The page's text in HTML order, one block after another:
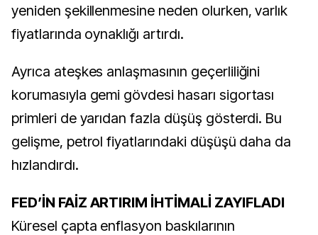
yeniden şekillenmesine neden olurken, varlık
fiyatlarında oynaklığı artırdı.
Ayrıca ateşkes anlaşmasının geçerliliğini
korumasıyla gemi gövdesi hasarı sigortası
primleri de yarıdan fazla düşüş gösterdi. Bu
gelişme, petrol fiyatlarındaki düşüşü daha da
hızlandırdı.
FED’İN FAİZ ARTIRIM İHTİMALİ ZAYIFLADI
Küresel çapta enflasyon baskılarının